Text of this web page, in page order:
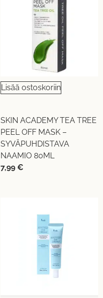
Lisää ostoskoriin
SKIN ACADEMY TEA TREE
PEEL OFF MASK –
SYVÄPUHDISTAVA
NAAMIO 80ML
7,99 €